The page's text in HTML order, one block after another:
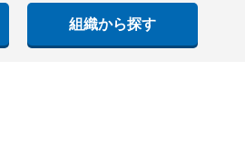
組織から探す